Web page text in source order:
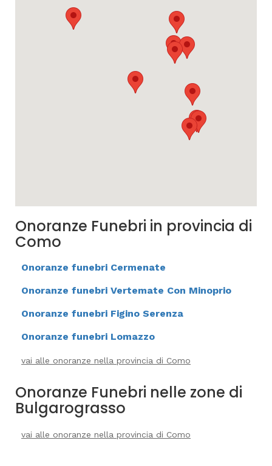
Onoranze Funebri in provincia di
Como
Onoranze funebri Cermenate
Onoranze funebri Vertemate Con Minoprio
Onoranze funebri Figino Serenza
Onoranze funebri Lomazzo
vai alle onoranze nella provincia di Como
Onoranze Funebri nelle zone di
Bulgarograsso
vai alle onoranze nella provincia di Como